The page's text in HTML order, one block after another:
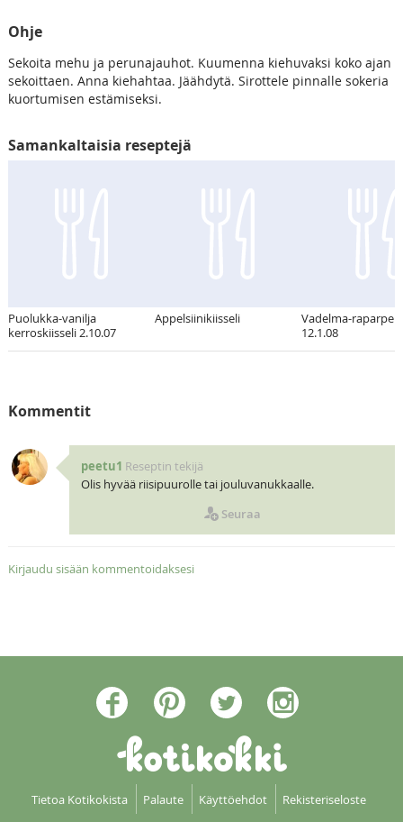
Ohje
Sekoita mehu ja perunajauhot. Kuumenna kiehuvaksi koko ajan
sekoittaen. Anna kiehahtaa. Jäähdytä. Sirottele pinnalle sokeria
kuortumisen estämiseksi.
Samankaltaisia reseptejä
Puolukka-vanilja
kerroskiisseli 2.10.07
Appelsiinikiisseli
Vadelma-
12.1.08
Kommentit
peetu1 Reseptin tekijä
Olis hyvää riisipuurolle tai jouluvanukkaalle.
Seuraa
Kirjaudu sisään kommentoidaksesi
Tietoa Kotikokista Palaute Käyttöehdot
Rekisteriseloste